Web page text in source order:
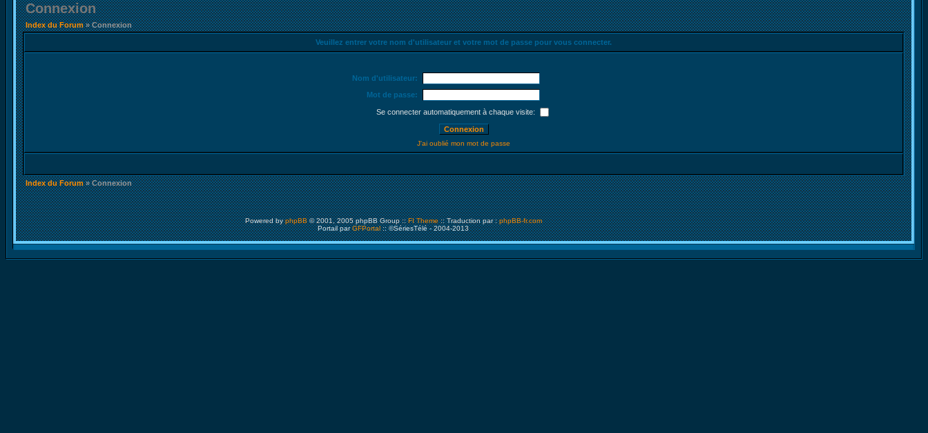
Connexion
Index du Forum» Connexion
Veuillez entrer votre nom d'utilisateur et votre mot de passe pour vous connecter.
Nom d'utilisateur:
Mot de passe:
Se connecter automatiquement à chaque visite:
J'ai oublié mon mot de passe
Index du Forum» Connexion
Powered byphpBB© 2001, 2005 phpBB Group ::FI Theme :: Traduction par :phpBB-fr.com
Portail parGFPortal:: ©SériesTélé - 2004-2013